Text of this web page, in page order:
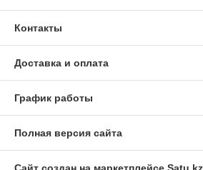
Контакты
Доставка и оплата
График работы
Полная версия сайта